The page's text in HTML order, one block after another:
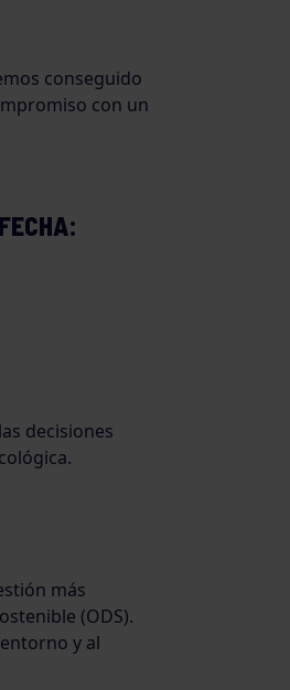
conseguido
con un
decisiones
más
(ODS).
y al